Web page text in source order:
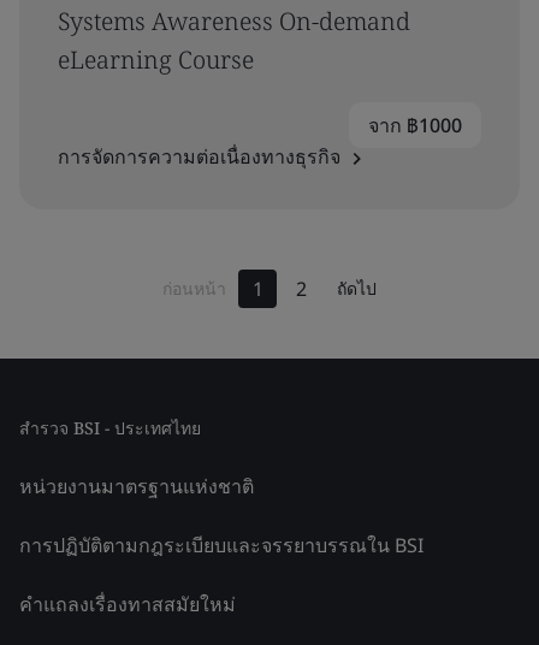
Systems Awareness On-demand
eLearning Course
การจัดการความต่อเนื่องทางธุรกิจ
จาก ฿1000
ก่อนหน้า 1 2 ถัดไป
สำรวจ BSI - ประเทศไทย
หน่วยงานมาตรฐานแห่งชาติ
การปฏิบัติตามกฎระเบียบและจรรยาบรรณใน BSI
คำแถลงเรื่องทาสสมัยใหม่